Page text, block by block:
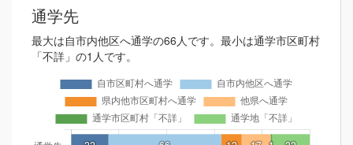
通学先
最大は自市内他区へ通学の66人です。最小は通学市区町村
「不詳」の1人です。